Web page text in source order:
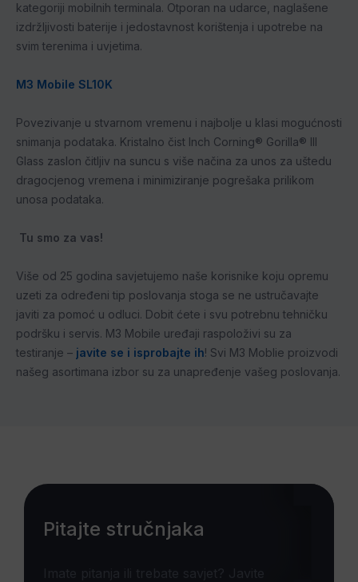
kategoriji mobilnih terminala. Otporan na udarce, naglašene
izdržljivosti baterije i jedostavnost korištenja i upotrebe na
svim terenima i uvjetima.
M3 Mobile SL10K
Povezivanje u stvarnom vremenu i najbolje u klasi mogućnosti
snimanja podataka. Kristalno čist Inch Corning® Gorilla® III
Glass zaslon čitljiv na suncu s više načina za unos za uštedu
dragocjenog vremena i minimiziranje pogrešaka prilikom
unosa podataka.
Tu smo za vas!
Više od 25 godina savjetujemo naše korisnike koju opremu
uzeti za određeni tip poslovanja stoga se ne ustručavajte
javiti za pomoć u odluci. Dobit ćete i svu potrebnu tehničku
podršku i servis. M3 Mobile uređaji raspoloživi su za
testiranje – javite se i isprobajte ih! Svi M3 Moblie proizvodi
našeg asortimana izbor su za unapređenje vašeg poslovanja.
Pitajte stručnjaka